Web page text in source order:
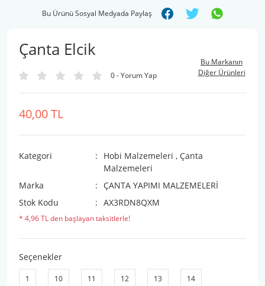
Bu Ürünü Sosyal Medyada Paylaş
Çanta Elcik
0 - Yorum Yap
Bu Markanın
Diğer Ürünleri
40,00 TL
Kategori Hobi Malzemeleri , Çanta
Malzemeleri
Marka
ÇANTA YAPIMI MALZEMELERİ
Stok Kodu
AX3RDN8QXM
* 4,96 TL den başlayan taksitlerle!
Seçenekler
1 10 11 12 13 14